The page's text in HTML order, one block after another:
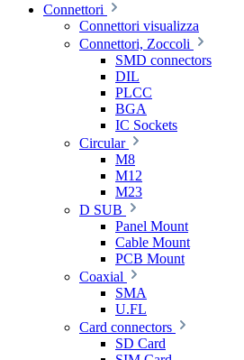
Connettori
Connettori visualizza
Connettori, Zoccoli
SMD connectors
DIL
PLCC
BGA
IC Sockets
Circular
M8
M12
M23
D SUB
Panel Mount
Cable Mount
PCB Mount
Coaxial
SMA
U.FL
Card connectors
SD Card